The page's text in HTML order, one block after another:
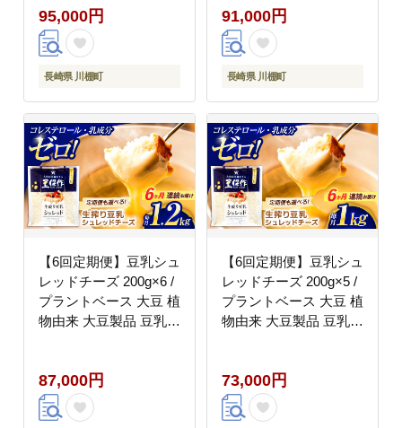
ー対応 ヘルシー コレス
テロールゼロ ソイミル
ク 健康 乳製品不使用
低カロリー パック【大
95,000円
長崎県 川棚町
[OAD008]
91,000円
長崎県 川棚町
【6回定期便】豆乳シュ
レッドチーズ 200g×6 /
プラントベース 大豆 植
物由来 大豆製品 豆乳チ
ー対応 ヘルシー コレス
テロールゼロ ソイミル
ク 健康 乳製品不使用
87,000円
【6回定期便】豆乳シュ
レッドチーズ 200g×5 /
プラントベース 大豆 植
物由来 大豆製品 豆乳チ
ー対応 ヘルシー コレス
テロールゼロ ソイミル
ク 健康 乳製品不使用
73,000円